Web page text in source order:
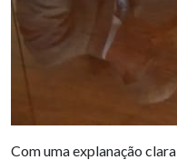
Com uma explanação